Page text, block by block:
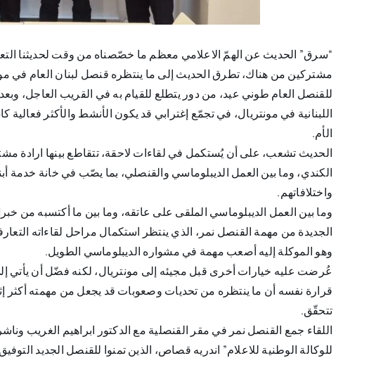
“سرق” الحديث عن الهمّ الاعلامي معظم ما خصّصناه من وقت لحديثنا
مشتركين من هناك، تطرق الحديث إلى ما ينتظره قنصل لبنان العام في
للقنصل العام طوني عيد، من دور يتطلع للقيام به في القريب العاجل، وبعد
اللبنانية في مونتريال، في تجمّع إغترابي قد يكون الأنشط والأكثر
الأم.
الحديث تشعب، على أن يُستكمل في لقاءات لاحقة، تتقاطع بينها ارادة
الكندي، وما بين العمل الديبلوماسي والقنصلي، بما يصّب في خانة خدمة
واختلافاتهم.
وما بين العمل الديبلوماسي الملقى على عاتقه، وما بين ما أكتسبه من
الجديدة من مهمة القنصل نمر، الذي ينتظر استكمال مراحل لقاءاته
وهو الموكلة إليه أصعب مهمة في مشواره الديبلوماسي الطويل.
عُرضت عليه خيارات أخرى قبل مجيئه إلى مونتريال، لكنه فضّل أن يأتي
قرارة نفسه أن ما ينتظره من تحديات وصعوبات قد يجعل من مهمته أكثر
تتحقّق.
اللقاء جمع القنصل نمر في مقر القنصلية مع الدكتور ابراهيم الغريب
للوكالة الوطنية للاعلام” اندريه قصاص، الذين تمنوا للقنصل الجديد